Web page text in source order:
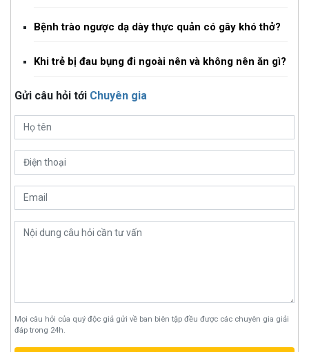
Bệnh trào ngược dạ dày thực quản có gây khó thở?
Khi trẻ bị đau bụng đi ngoài nên và không nên ăn gì?
Gửi câu hỏi tới Chuyên gia
Mọi câu hỏi của quý độc giả gửi về ban biên tập đều được các chuyên gia giải
đáp trong 24h.